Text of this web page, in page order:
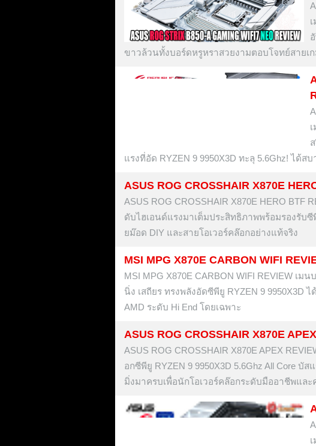
ขาวล้วนทั้งบอร์ดหรูหราสวยงามตอบโจทย์สายเ
แรงที่อัด RYZEN 9 9950X3D ทะลุ 5.6Ghz! ได้ส
ASUS ROG CROSSHAIR X870E
ASUS ROG CROSSHAIR X870E HERO BTF
ดับไฮเอนด์แรงมาเต็มประสิทธิภาพพร้อมรองรับ
ยม๊อด DIY และสายโอเวอร์คล๊อกอย่างแท้จริง
MSI MPG X870E CARBON WIFI
MSI MPG X870E CARBON WIFI REVIEW เ
นิ่ง เสถียร ทรงพลังอัดซีพียู RYZEN 9 9950X3D
AMD ระดับ Hi End โดยเฉพาะ
ASUS ROG CROSSHAIR X870E
ASUS ROG CROSSHAIR X870E APEX
อกซีพียู RYZEN 9 9950X3D 5.6Ghz All Core บั
มิ่งมาครบเพื่อนักโอเวอร์คล๊อกระดับมืออาชีพและ